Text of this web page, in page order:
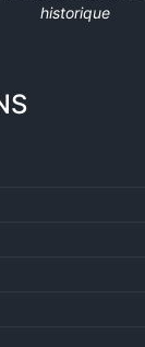
historique